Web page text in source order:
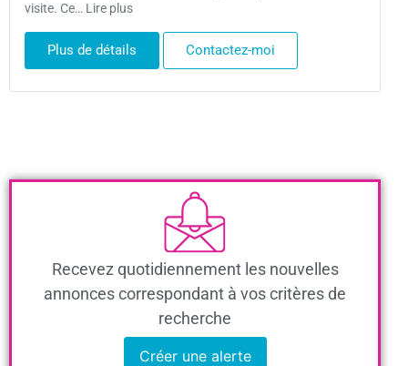
visite. Ce… Lire plus
Plus de détails Contactez-moi
Recevez quotidiennement les nouvelles
annonces correspondant à vos critères de
recherche
Créer une alerte